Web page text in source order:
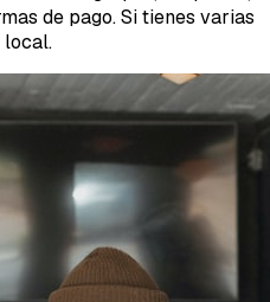
de pago. Si tienes varias
local.